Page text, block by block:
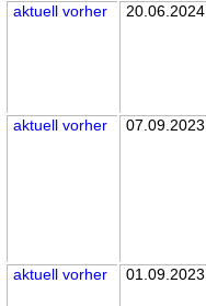
aktuell vorher 20.06.2024
aktuell vorher 07.09.2023
aktuell vorher 01.09.2023